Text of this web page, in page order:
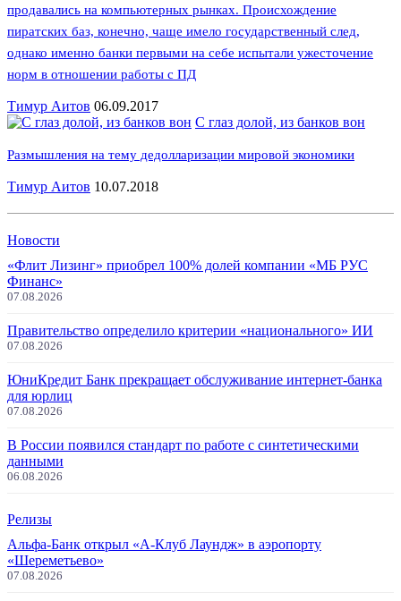
продавались на компьютерных рынках. Происхождение
пиратских баз, конечно, чаще имело государственный след,
однако именно банки первыми на себе испытали ужесточение
норм в отношении работы с ПД
Тимур Аитов 06.09.2017
С глаз долой, из банков вон
Размышления на тему дедолларизации мировой экономики
Тимур Аитов 10.07.2018
Новости
«Флит Лизинг» приобрел 100% долей компании «МБ РУС
Финанс»
07.08.2026
Правительство определило критерии «национального» ИИ
07.08.2026
ЮниКредит Банк прекращает обслуживание интернет-банка
для юрлиц
07.08.2026
В России появился стандарт по работе с синтетическими
данными
06.08.2026
Релизы
Альфа-Банк открыл «А-Клуб Лаундж» в аэропорту
«Шереметьево»
07.08.2026